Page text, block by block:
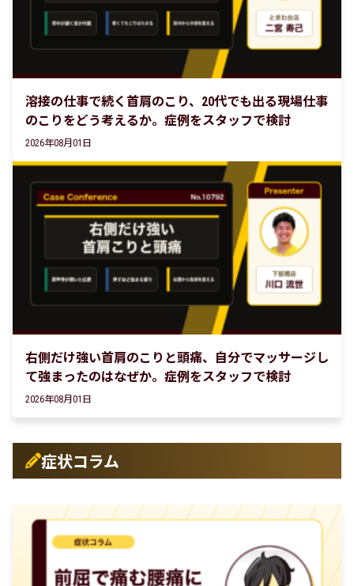
溶接の仕事で続く首肩のこり、20代でも出る現場仕事
のこりをどう考えるか。症例をスタッフで検討
2026年08月01日
右側だけ強い首肩のこりと頭痛、自分でマッサージし
て強まったのはなぜか。症例をスタッフで検討
2026年08月01日
症状コラム